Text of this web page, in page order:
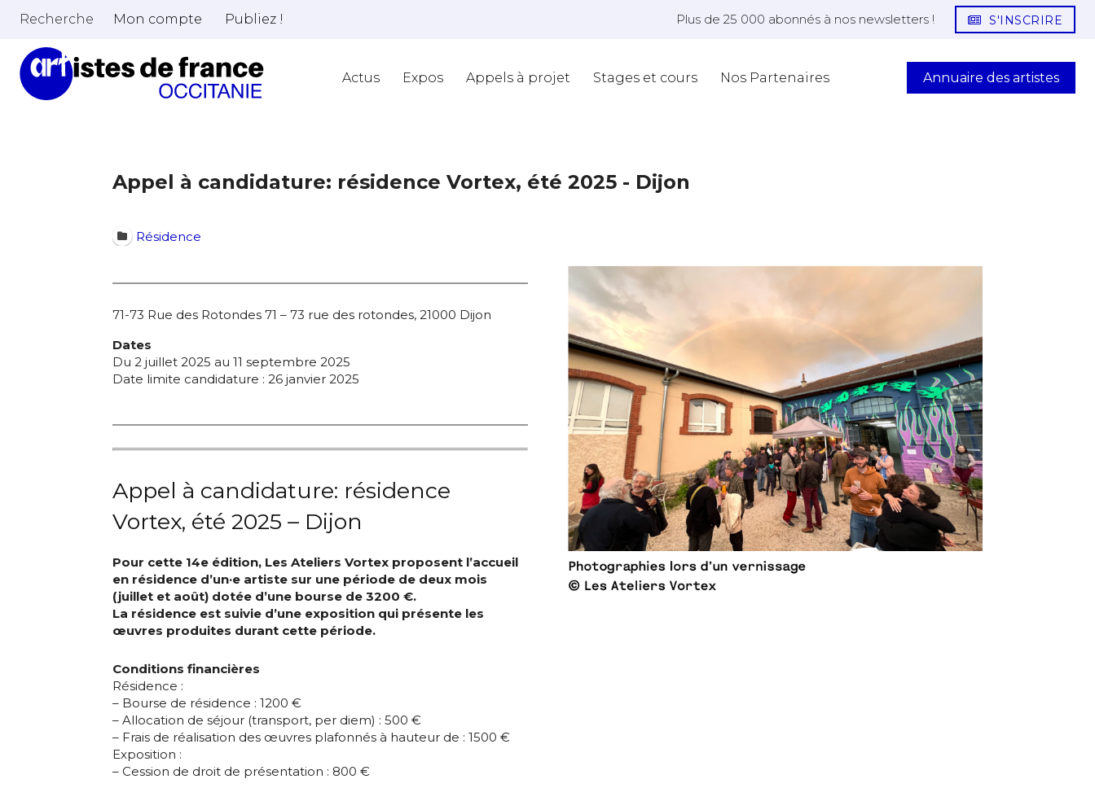
Adresse email*
Prénom
Nom
Recherche Mon compte Publiez ! Plus de 25 000 abonnés à nos newsletters ! S'INSCRIRE
Actus Expos Appels à projet Stages et cours Nos Partenaires Annuaire des artistes
Appel à candidature: résidence Vortex, été 2025 - Dijon
Résidence
71-73 Rue des Rotondes 71 – 73 rue des rotondes, 21000 Dijon
Dates
Du 2 juillet 2025 au 11 septembre 2025
Date limite candidature : 26 janvier 2025
Appel à candidature: résidence
Vortex, été 2025 – Dijon
Pour cette 14e édition, Les Ateliers Vortex proposent l’accueil
en résidence d’un·e artiste sur une période de deux mois
(juillet et août) dotée d’une bourse de 3200 €.
La résidence est suivie d’une exposition qui présente les
œuvres produites durant cette période.
Conditions financières
Résidence :
– Bourse de résidence : 1200 €
– Allocation de séjour (transport, per diem) : 500 €
– Frais de réalisation des œuvres plafonnés à hauteur de : 1500 €
Exposition :
– Cession de droit de présentation : 800 €